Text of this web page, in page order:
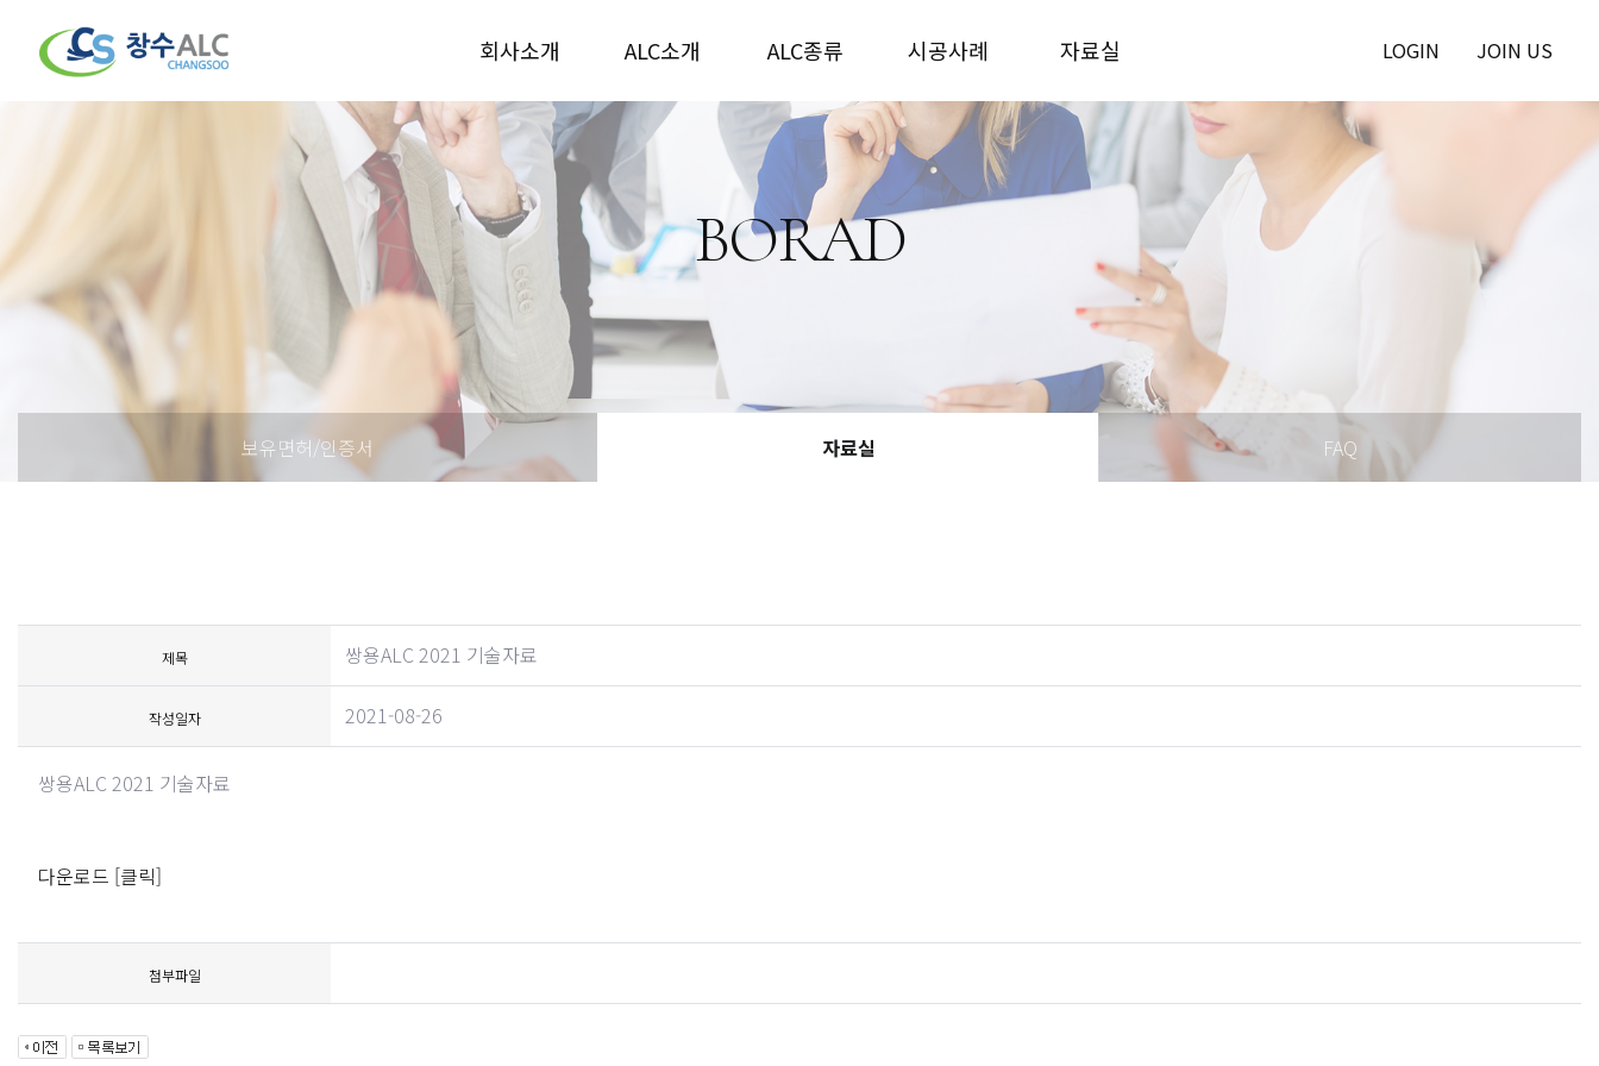
회사소개 ALC소개 ALC종류 시공사례 자료실 LOGIN JOIN US
BORAD
보유면허/인증서 자료실 FAQ
제목 쌍용ALC 2021 기술자료
작성일자 2021-08-26
쌍용ALC 2021 기술자료
다운로드 [클릭]
첨부파일